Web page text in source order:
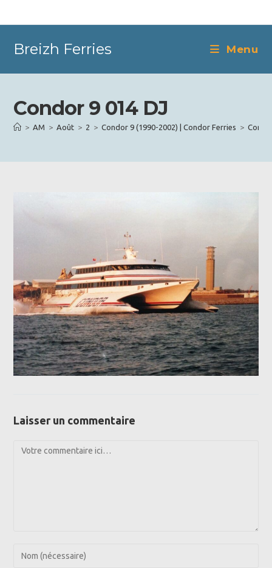
Breizh Ferries Menu
Condor 9 014 DJ
> AM > Août > 2 > Condor 9 (1990-2002) | Condor Ferries >
Laisser un commentaire
Comment
Enter